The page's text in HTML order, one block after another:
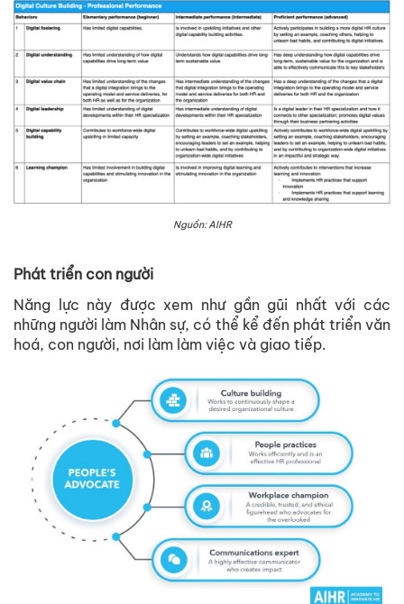
Nguồn: AIHR
Phát triển con người
Năng lực này được xem như gần gũi nhất với các
những người làm Nhân sự, có thể kể đến phát triển văn
hoá, con người, nơi làm làm việc và giao tiếp.